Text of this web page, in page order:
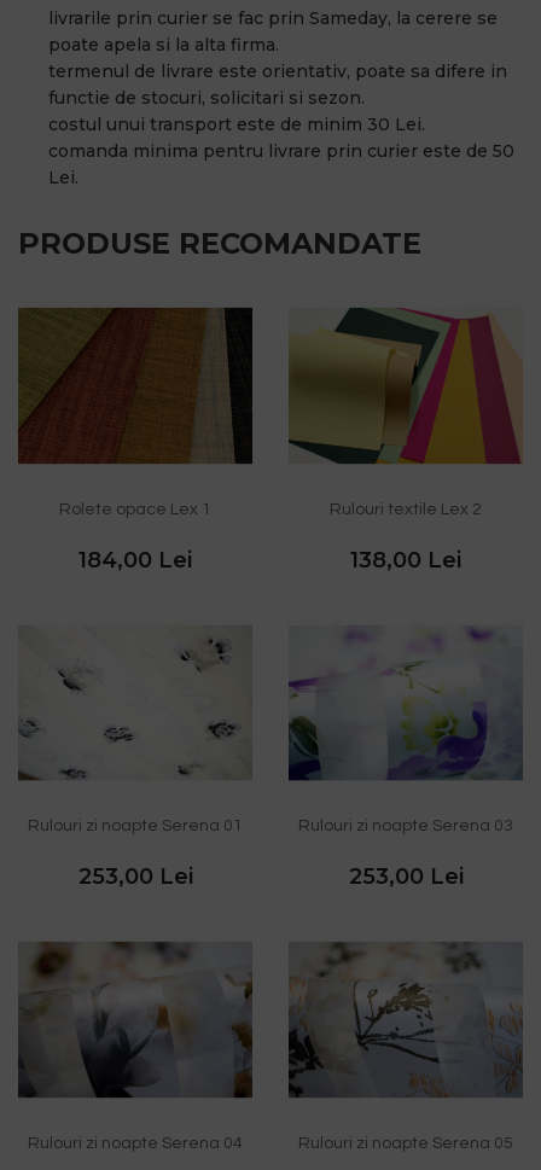
livrarile prin curier se fac prin Sameday, la cerere se
poate apela si la alta firma.
termenul de livrare este orientativ, poate sa difere in
functie de stocuri, solicitari si sezon.
costul unui transport este de minim 30 Lei.
comanda minima pentru livrare prin curier este de 50
Lei.
PRODUSE RECOMANDATE
Rolete opace Lex 1
184,00 Lei
Rulouri textile Lex 2
138,00 Lei
Rulouri zi noapte Serena 01
253,00 Lei
Rulouri zi noapte Serena 03
253,00 Lei
Rulouri zi noapte Serena 04 Rulouri zi noapte Serena 05